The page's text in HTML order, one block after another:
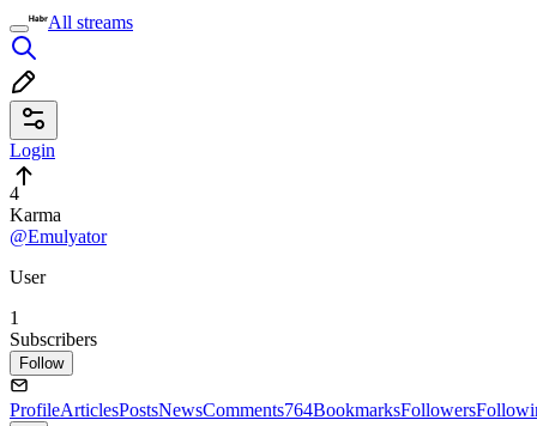
All streams
Login
4
Karma
@Emulyator
User
1
Subscribers
Follow
ProfileArticlesPostsNewsComments764BookmarksFollowers